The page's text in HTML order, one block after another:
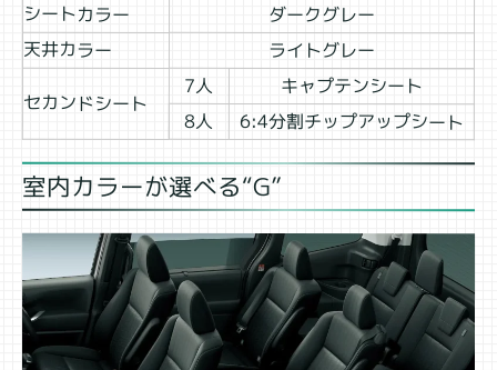
シートカラー ダークグレー
天井カラー ライトグレー
セカンドシート
7人 キャプテンシート
8人 6:4分割チップアップシート
室内カラーが選べる“G”